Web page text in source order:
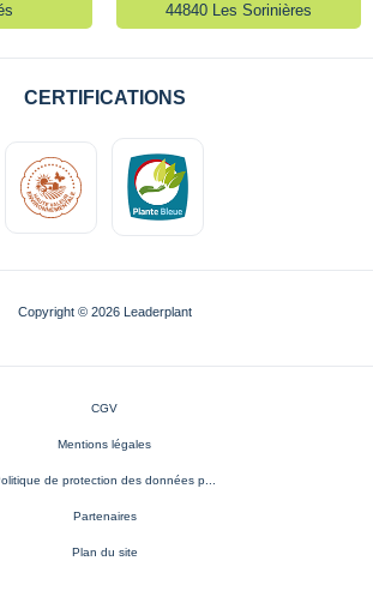
44840 Les Sorinières
CERTIFICATIONS
Copyright © 2026 Leaderplant
CGV
Mentions légales
de protection des données p...
Partenaires
Plan du site